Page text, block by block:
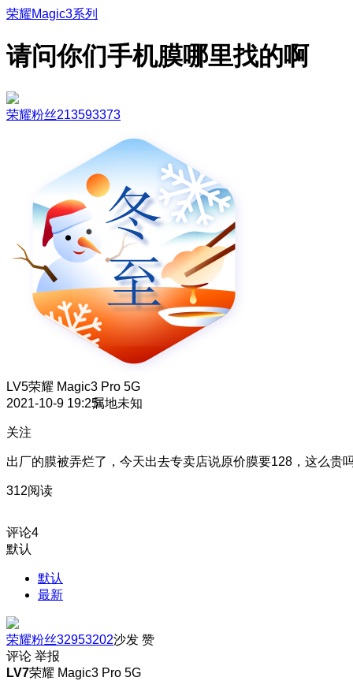
荣耀Magic3系列
请问你们手机膜哪里找的啊
荣耀粉丝213593373
LV5荣耀 Magic3 Pro 5G
2021-10-9 19:25属地未知
关注
出厂的膜被弄烂了，今天出去专卖店说原价膜要128，这么贵
312阅读
评论4
默认
默认
最新
荣耀粉丝32953202沙发 赞
评论 举报
LV7荣耀 Magic3 Pro 5G